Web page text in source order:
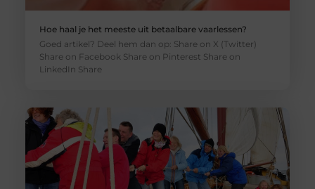
Hoe haal je het meeste uit betaalbare vaarlessen?
Goed artikel? Deel hem dan op: Share on X (Twitter)
Share on Facebook Share on Pinterest Share on
LinkedIn Share